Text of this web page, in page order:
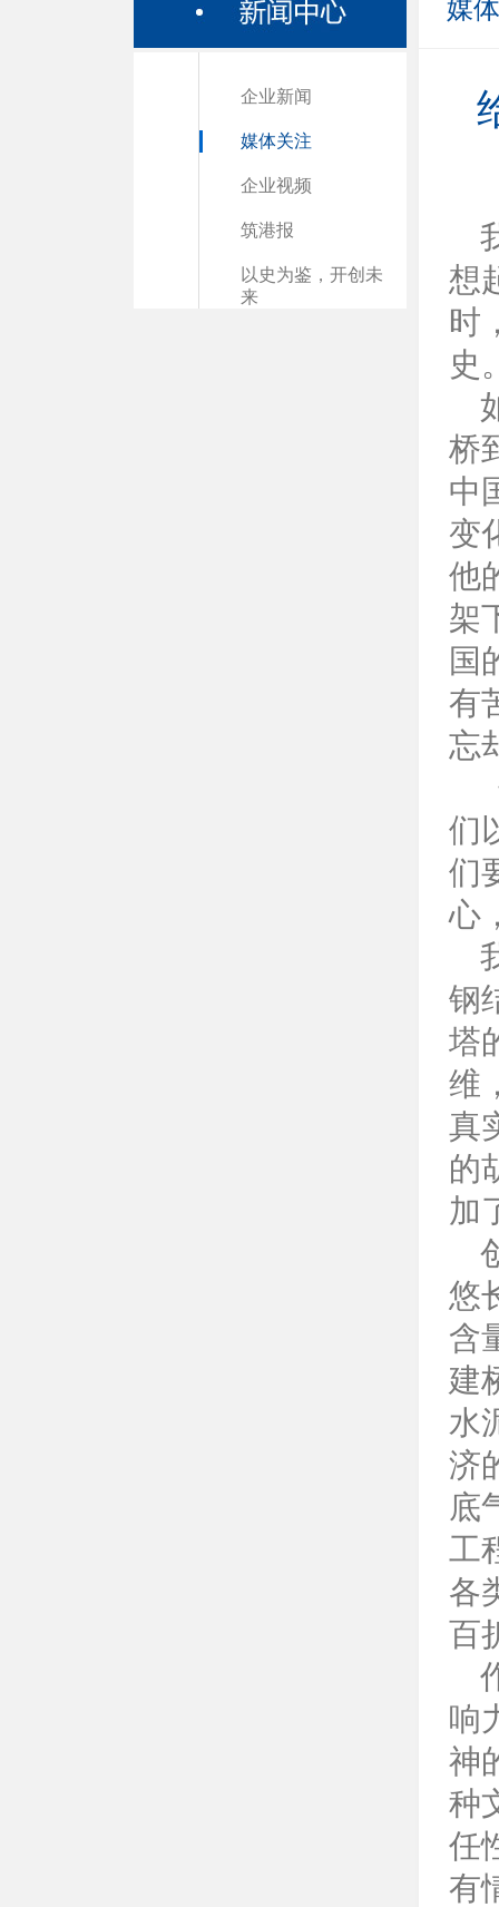
企业新闻
媒体关注
企业视频
筑港报
以史为鉴，开创未
来
媒
想
时
史
桥
中
变
他
架
国
有
忘
们
们
心
钢
塔
维
真
的
加
悠
含
建
水
济
底
工
各
百
响
神
种
任
有